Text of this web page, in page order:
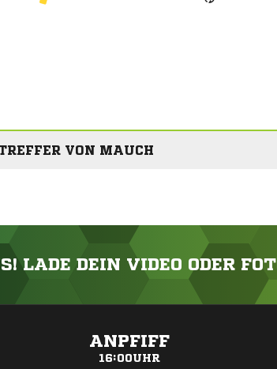
VON MAUCH
LADE DEIN VIDEO ODER
ANPFIFF
16:00UHR